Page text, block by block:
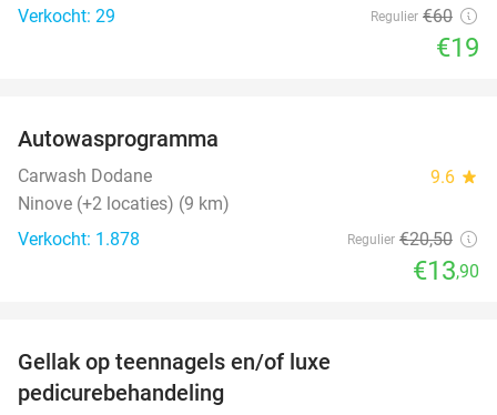
Verkocht: 29
Regulier €60
€19
Autowasprogramma
Carwash Dodane 9.6 star
Ninove (+2 locaties) (9 km)
Verkocht: 1.878
Regulier €20,50
€13,90
Gellak op teennagels en/of luxe
pedicurebehandeling